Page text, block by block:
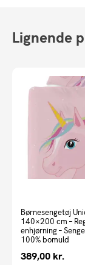
Lignende
Børnesengetøj
140×200 cm –
enhjørning –
100% bomuld
389,00 kr.